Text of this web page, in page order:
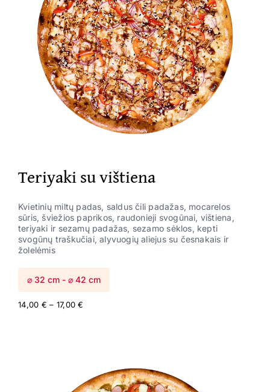
Teriyaki su vištiena
Kvietinių miltų padas, saldus čili padažas, mocarelos
sūris, šviežios paprikos, raudonieji svogūnai, vištiena,
teriyaki ir sezamų padažas, sezamo sėklos, kepti
svogūnų traškučiai, alyvuogių aliejus su česnakais ir
žolelėmis
⌀ 32 cm - ⌀ 42 cm
14,00 € – 17,00€